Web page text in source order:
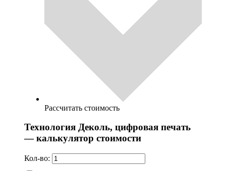
Рассчитать стоимость
Технология Деколь, цифровая печать
— калькулятор стоимости
Кол-во: